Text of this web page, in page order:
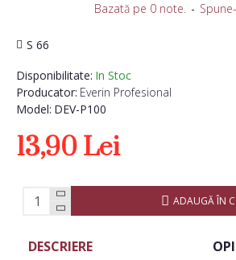
Disponibilitate: In Stoc
Producator: Everin Profesional
Model: DEV-P100
S 66
Bazată pe 0 note. -
13,90 Lei
ADAUGĂ ÎN
DESCRIERE